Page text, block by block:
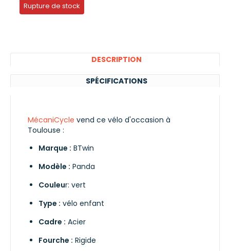
Rupture de stock
DESCRIPTION
SPÉCIFICATIONS
MécaniCycle vend ce vélo d'occasion à
Toulouse :
Marque : BTwin
Modèle : Panda
Couleur: vert
Type : vélo enfant
Cadre : Acier
Fourche : Rigide